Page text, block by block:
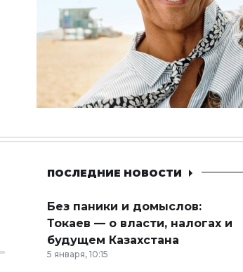
ПОСЛЕДНИЕ НОВОСТИ
Без паники и домыслов:
Токаев — о власти, налогах и
будущем Казахстана
5 января, 10:15